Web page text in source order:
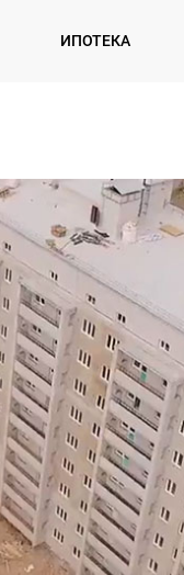
ИПОТЕКА